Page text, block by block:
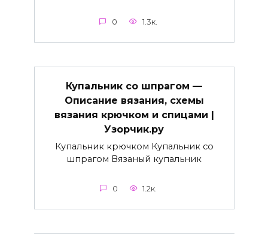
0 1.3к.
Купальник со шпрагом —
Описание вязания, схемы
вязания крючком и спицами |
Узорчик.ру
Купальник крючком Купальник со
шпрагом Вязаный купальник
0 1.2к.